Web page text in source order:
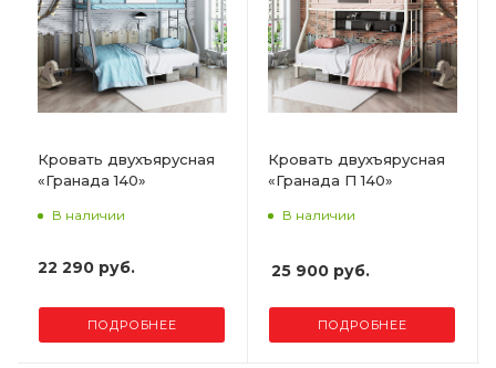
Кровать двухъярусная
«Гранада 140»
В наличии
22 290 руб.
ПОДРОБНЕЕ
Кровать двухъярусная
«Гранада П 140»
В наличии
25 900 руб.
ПОДРОБНЕЕ